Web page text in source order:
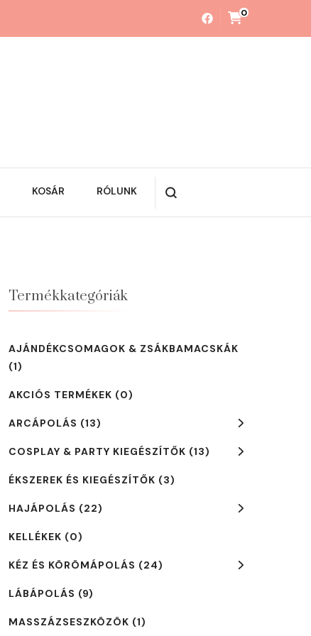
0
KOSÁR RÓLUNK
Termékkategóriák
AJÁNDÉKCSOMAGOK & ZSÁKBAMACSKÁK
(1)
AKCIÓS TERMÉKEK (0)
ARCÁPOLÁS (13)
COSPLAY & PARTY KIEGÉSZÍTŐK (13)
ÉKSZEREK ÉS KIEGÉSZÍTŐK (3)
HAJÁPOLÁS (22)
KELLÉKEK (0)
KÉZ ÉS KÖRÖMÁPOLÁS (24)
LÁBÁPOLÁS (9)
MASSZÁZSESZKÖZÖK (1)